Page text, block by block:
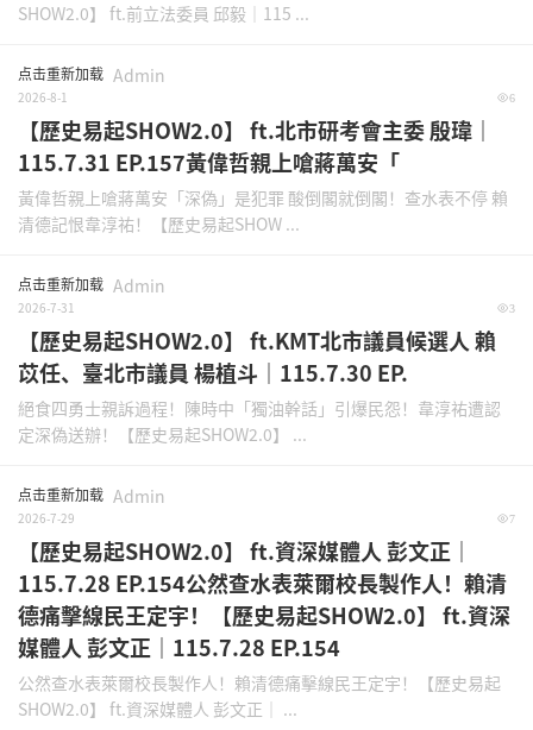
SHOW2.0】 ft.前立法委員 邱毅｜115 ...
点击重新加载 Admin
2026-8-1 6
【歷史易起SHOW2.0】 ft.北市研考會主委 殷瑋｜
115.7.31 EP.157黃偉哲親上嗆蔣萬安「
黃偉哲親上嗆蔣萬安「深偽」是犯罪 酸倒閣就倒閣！查水表不停 賴
清德記恨韋淳祐！【歷史易起SHOW ...
点击重新加载 Admin
2026-7-31 3
【歷史易起SHOW2.0】 ft.KMT北市議員候選人 賴
苡任、臺北市議員 楊植斗｜115.7.30 EP.
絕食四勇士親訴過程！陳時中「獨油幹話」引爆民怨！韋淳祐遭認
定深偽送辦！【歷史易起SHOW2.0】 ...
点击重新加载 Admin
2026-7-29 7
【歷史易起SHOW2.0】 ft.資深媒體人 彭文正｜
115.7.28 EP.154公然查水表萊爾校長製作人！賴清
德痛擊線民王定宇！【歷史易起SHOW2.0】 ft.資深
媒體人 彭文正｜115.7.28 EP.154
公然查水表萊爾校長製作人！賴清德痛擊線民王定宇！【歷史易起
SHOW2.0】 ft.資深媒體人 彭文正｜ ...